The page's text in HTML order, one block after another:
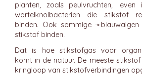
planten, zoals peulvruchten,
wortelknolbacteriën die stikstof
binden. Ook sommige ➛blauwalgen
stikstof binden.
Dat is hoe stikstofgas voor
komt in de natuur. De meeste
kringloop van stikstofverbindingen